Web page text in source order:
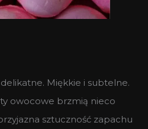
Miękkie i subtelne.
owocowe brzmią nieco
sztuczność zapachu